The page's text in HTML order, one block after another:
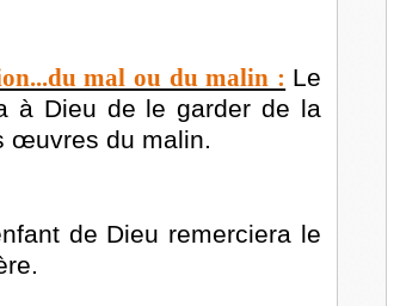
mal ou du malin : Le
à Dieu de le garder de la
œuvres du malin.
de Dieu remerciera le